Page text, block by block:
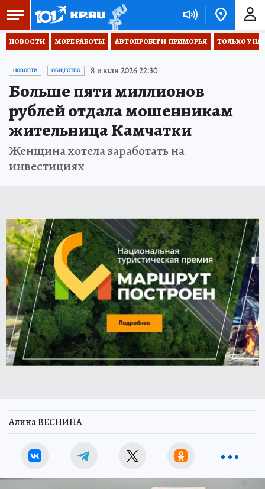
НОВОСТИ МОРЕ РАБОТЫ АВТОПРОБЕГИ  ПРИМОРЬЯ ТОЛЬКО У
НОВОСТИ ОБЩЕСТВО 8 июля 2026 22:30
Больше пяти миллионов
рублей отдала мошенникам
жительница Камчатки
Женщина хотела заработать на
инвестициях
Алина ВЕСНИНА